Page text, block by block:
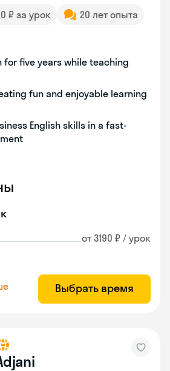
₽ за урок
20 лет опыта
for five years while teaching
fun and enjoyable learning
English skills in a fast-
от 3190 ₽ / урок
Выбрать время